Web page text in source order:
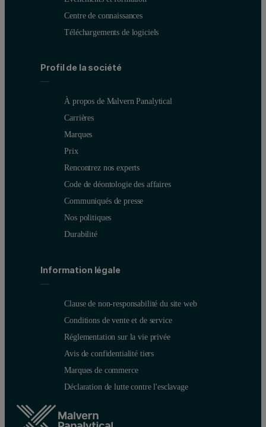
Centre de connaissances
Téléchargements de logiciels
Profil de la société
À propos de Malvern Panalytical
Carrières
Marques
Prix
Rencontrez nos experts
Code de déontologie des affaires
Communiqués de presse
Nos politiques
Durabilité
Information légale
Clause de non-responsabilité du site web
Conditions de vente et de service
Réglementation sur la vie privée
Avis de confidentialité tiers
Marques de commerce
Déclaration de lutte contre l'esclavage